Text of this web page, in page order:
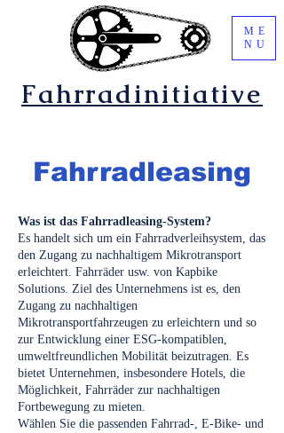
Fahrradinitiative
ME
NU
Fahrradleasing
Was ist das Fahrradleasing-System?
Es handelt sich um ein Fahrradverleihsystem, das
den Zugang zu nachhaltigem Mikrotransport
erleichtert. Fahrräder usw. von Kapbike
Solutions. Ziel des Unternehmens ist es, den
Zugang zu nachhaltigen
Mikrotransportfahrzeugen zu erleichtern und so
zur Entwicklung einer ESG-kompatiblen,
umweltfreundlichen Mobilität beizutragen. Es
bietet Unternehmen, insbesondere Hotels, die
Möglichkeit, Fahrräder zur nachhaltigen
Fortbewegung zu mieten.
Wählen Sie die passenden Fahrrad-, E-Bike- und